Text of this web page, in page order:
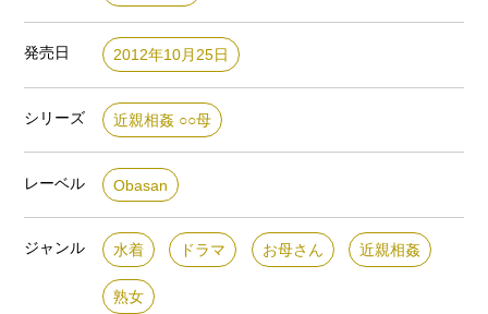
発売日 2012年10月25日
シリーズ 近親相姦 ○○母
レーベル Obasan
ジャンル 水着 ドラマ お母さん 近親相姦
熟女